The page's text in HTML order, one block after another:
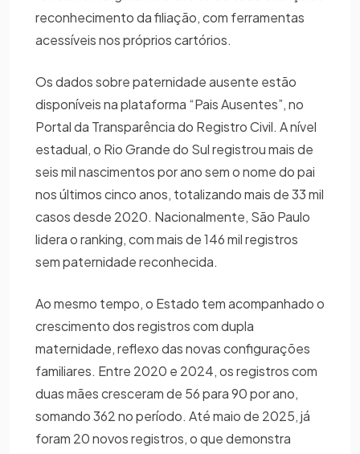
reconhecimento da filiação, com ferramentas
acessíveis nos próprios cartórios.
Os dados sobre paternidade ausente estão
disponíveis na plataforma “Pais Ausentes”, no
Portal da Transparência do Registro Civil. A nível
estadual, o Rio Grande do Sul registrou mais de
seis mil nascimentos por ano sem o nome do pai
nos últimos cinco anos, totalizando mais de 33 mil
casos desde 2020. Nacionalmente, São Paulo
lidera o ranking, com mais de 146 mil registros
sem paternidade reconhecida.
Ao mesmo tempo, o Estado tem acompanhado o
crescimento dos registros com dupla
maternidade, reflexo das novas configurações
familiares. Entre 2020 e 2024, os registros com
duas mães cresceram de 56 para 90 por ano,
somando 362 no período. Até maio de 2025, já
foram 20 novos registros, o que demonstra